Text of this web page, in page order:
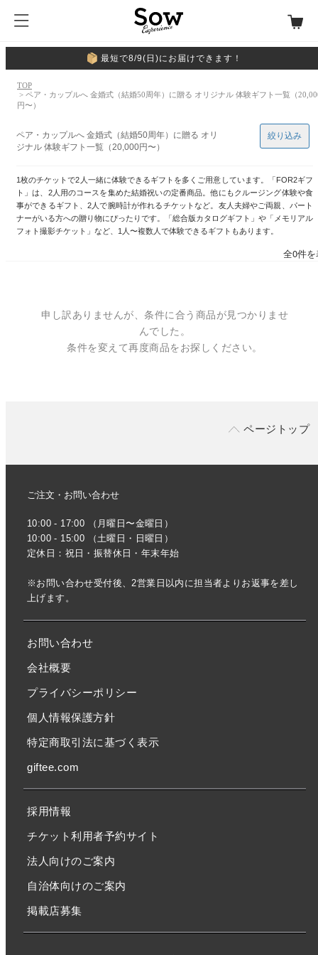
最短で8/9(日)にお届けできます！
TOP
> ペア・カップルへ 金婚式（結婚50周年）に贈る オリジナル 体験ギフト一覧（
円〜）
ペア・カップルへ 金婚式（結婚50周年）に贈る オリ
ジナル 体験ギフト一覧（20,000円〜）
1枚のチケットで2人一緒に体験できるギフトを多くご用意しています。「FOR2ギフ
ト」は、2人用のコースを集めた結婚祝いの定番商品。他にもクルージング体験や食
事ができるギフト、2人で腕時計が作れるチケットなど。友人夫婦やご両親、パート
ナーがいる方への贈り物にぴったりです。「総合版カタログギフト」や「メモリアル
フォト撮影チケット」など、1人〜複数人で体験できるギフトもあります。
絞り込み
全0件
申し訳ありませんが、条件に合う商品が見つかりませ
んでした。
条件を変えて再度商品をお探しください。
ページトップ
ご注文・お問い合わせ
10:00 - 17:00 （月曜日〜金曜日）
10:00 - 15:00 （土曜日・日曜日）
定休日：祝日・振替休日・年末年始
※お問い合わせ受付後、2営業日以内に担当者よりお返事を差し
上げます。
お問い合わせ
会社概要
プライバシーポリシー
個人情報保護方針
特定商取引法に基づく表示
giftee.com
採用情報
チケット利用者予約サイト
法人向けのご案内
自治体向けのご案内
掲載店募集